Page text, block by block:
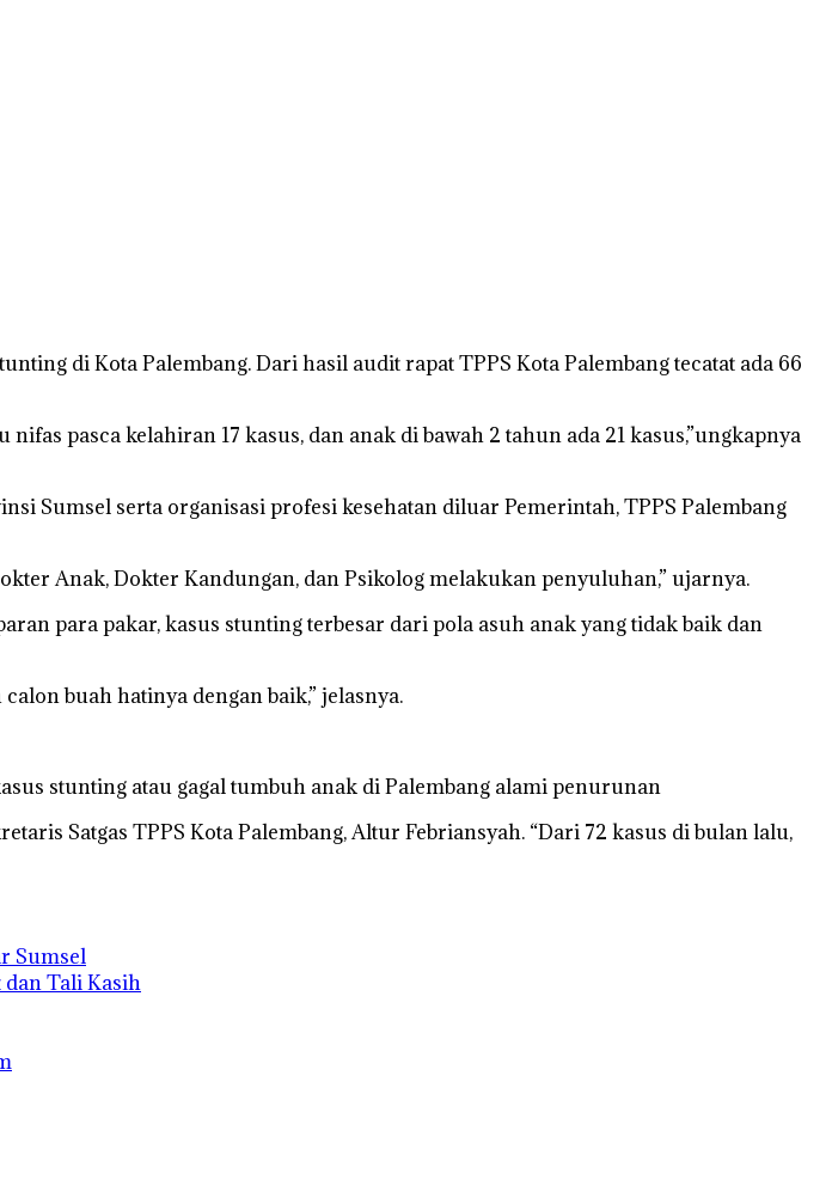
di Kota Palembang. Dari hasil audit rapat TPPS Kota Palembang tecatat ada 66
pasca kelahiran 17 kasus, dan anak di bawah 2 tahun ada 21 kasus,”ungkapnya
Sumsel serta organisasi profesi kesehatan diluar Pemerintah, TPPS Palembang
Anak, Dokter Kandungan, dan Psikolog melakukan penyuluhan,” ujarnya.
para pakar, kasus stunting terbesar dari pola asuh anak yang tidak baik dan
buah hatinya dengan baik,” jelasnya.
stunting atau gagal tumbuh anak di Palembang alami penurunan
Satgas TPPS Kota Palembang, Altur Febriansyah. “Dari 72 kasus di bulan lalu,
Sumsel
Tali Kasih